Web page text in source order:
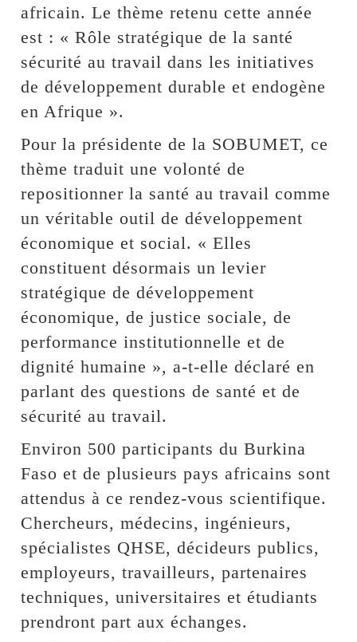
africain. Le thème retenu cette année
est : « Rôle stratégique de la santé
sécurité au travail dans les initiatives
de développement durable et endogène
en Afrique ».
Pour la présidente de la SOBUMET, ce
thème traduit une volonté de
repositionner la santé au travail comme
un véritable outil de développement
économique et social. « Elles
constituent désormais un levier
stratégique de développement
économique, de justice sociale, de
performance institutionnelle et de
dignité humaine », a-t-elle déclaré en
parlant des questions de santé et de
sécurité au travail.
Environ 500 participants du Burkina
Faso et de plusieurs pays africains sont
attendus à ce rendez-vous scientifique.
Chercheurs, médecins, ingénieurs,
spécialistes QHSE, décideurs publics,
employeurs, travailleurs, partenaires
techniques, universitaires et étudiants
prendront part aux échanges.